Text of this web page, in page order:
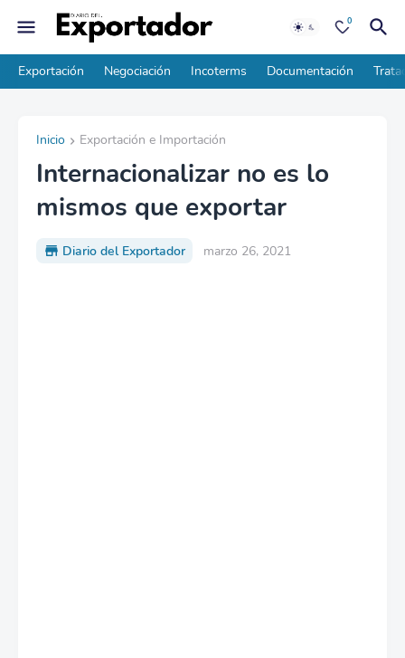
0
Exportación Negociación Incoterms Documentación
Inicio Exportación e Importación
Internacionalizar no es lo
mismos que exportar
Diario del Exportador marzo 26, 2021